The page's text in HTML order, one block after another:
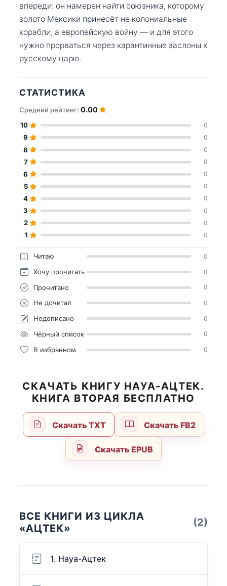
впереди: он намерен найти союзника, которому
золото Мексики принесёт не колониальные
корабли, а европейскую войну — и для этого
нужно прорваться через карантинные заслоны к
русскому царю.
СТАТИСТИКА
Средний рейтинг: 0.00
10 0
9 0
8 0
7 0
6 0
5 0
4 0
3 0
2 0
1 0
Читаю 0
Хочу прочитать 0
Прочитано 0
Не дочитал 0
Недописано 0
Чёрный список 0
В избранном 0
СКАЧАТЬ КНИГУ НАУА-АЦТЕК.
КНИГА ВТОРАЯ БЕСПЛАТНО
Скачать TXT Скачать FB2
Скачать EPUB
ВСЕ КНИГИ ИЗ ЦИКЛА
«АЦТЕК»
(2)
1. Науа-Ацтек